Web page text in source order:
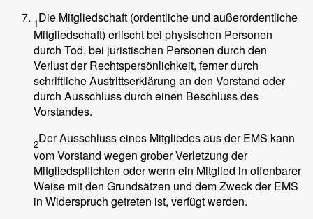
1Die Mitgliedschaft (ordentliche und außerordentliche
Mitgliedschaft) erlischt bei physischen Personen
durch Tod, bei juristischen Personen durch den
Verlust der Rechtspersönlichkeit, ferner durch
schriftliche Austrittserklärung an den Vorstand oder
durch Ausschluss durch einen Beschluss des
Vorstandes.
2Der Ausschluss eines Mitgliedes aus der EMS kann
vom Vorstand wegen grober Verletzung der
Mitgliedspflichten oder wenn ein Mitglied in offenbarer
Weise mit den Grundsätzen und dem Zweck der EMS
in Widerspruch getreten ist, verfügt werden.